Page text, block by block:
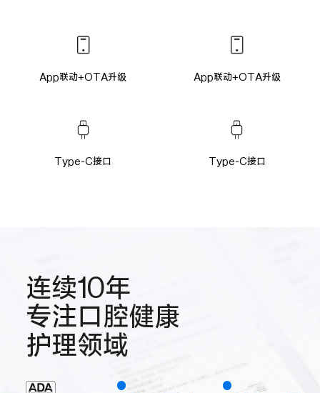
App联动+OTA升级 App联动+OTA升级
Type-C接口 Type-C接口
连续10年
专注口腔健康
护理领域